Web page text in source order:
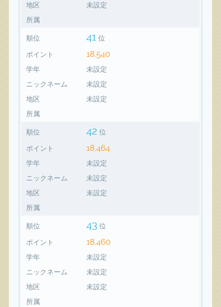
地区
未設定
所属
順位 41 位
ポイント 18,540
学年
未設定
ニックネーム
未設定
地区
未設定
所属
順位 42 位
ポイント 18,464
学年
未設定
ニックネーム
未設定
地区
未設定
所属
順位 43 位
ポイント 18,460
学年
未設定
ニックネーム
未設定
地区
未設定
所属